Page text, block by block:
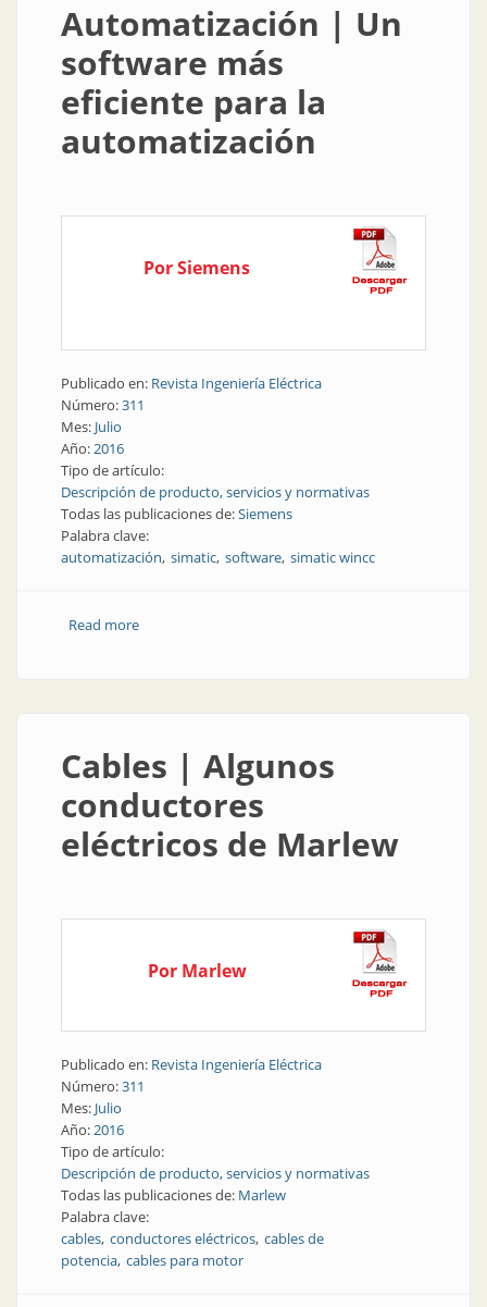
Automatización | Un
software más
eficiente para la
automatización
Por Siemens
Publicado en: Revista Ingeniería Eléctrica
Número:311
Mes: Julio
Año:2016
Tipo de artículo:
Descripción de producto, servicios y normativas
Todas las publicaciones de:Siemens
Palabra clave:
automatización simatic software simatic wincc
Read moreabout Automatización | Un software más eficiente
Cables | Algunos
conductores
eléctricos de Marlew
Por Marlew
Publicado en: Revista Ingeniería Eléctrica
Número:311
Mes: Julio
Año:2016
Tipo de artículo:
Descripción de producto, servicios y normativas
Todas las publicaciones de: Marlew
Palabra clave:
cables conductores eléctricos cables de
potencia cables para motor